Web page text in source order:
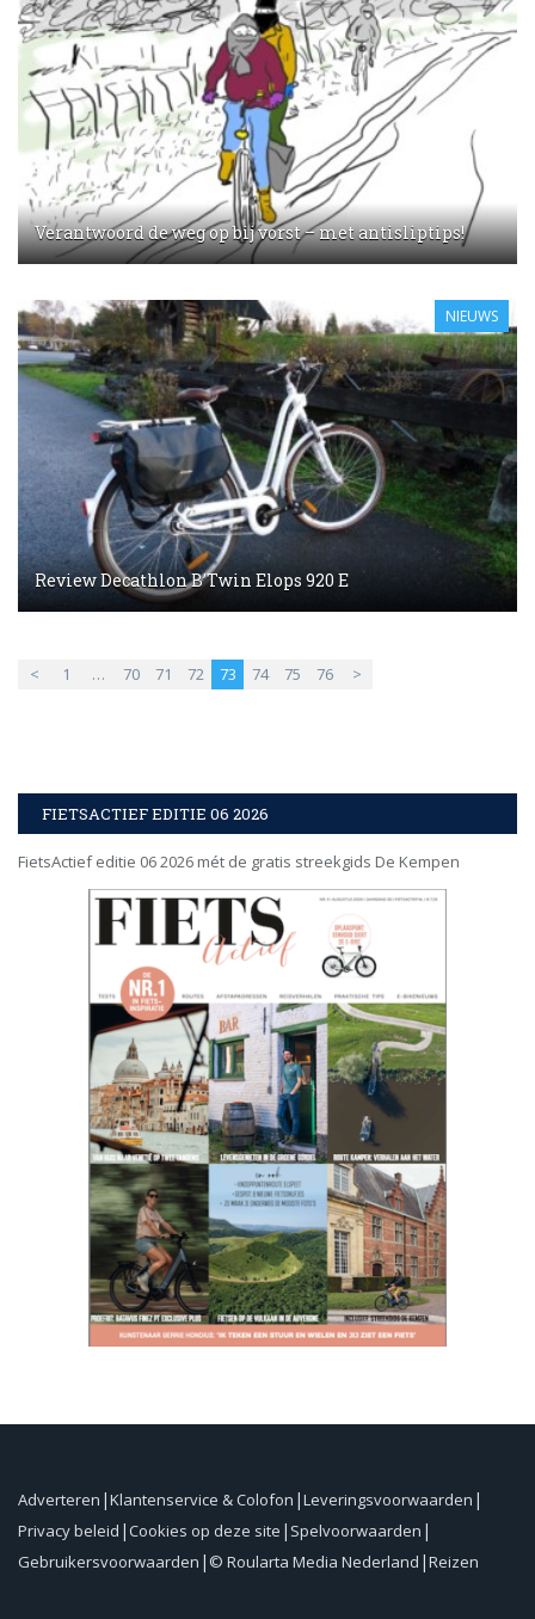
Verantwoord de weg op bij vorst – met antisliptips!
Review Decathlon B’Twin Elops 920 E
NIEUWS
< 1 … 70 71 72 73 74 75 76 >
FIETSACTIEF EDITIE 06 2026
FietsActief editie 06 2026 mét de gratis streekgids De Kempen
Adverteren Klantenservice & Colofon Leveringsvoorwaarden
Privacy beleid Cookies op deze site Spelvoorwaarden
Gebruikersvoorwaarden © Roularta Media Nederland Reizen